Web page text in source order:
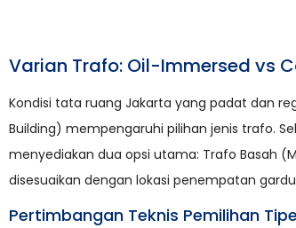
Varian Trafo: Oil-Immersed vs
Kondisi tata ruang Jakarta yang padat dan
Building) mempengaruhi pilihan jenis trafo.
menyediakan dua opsi utama: Trafo Basah
disesuaikan dengan lokasi penempatan
Pertimbangan Teknis Pemilihan